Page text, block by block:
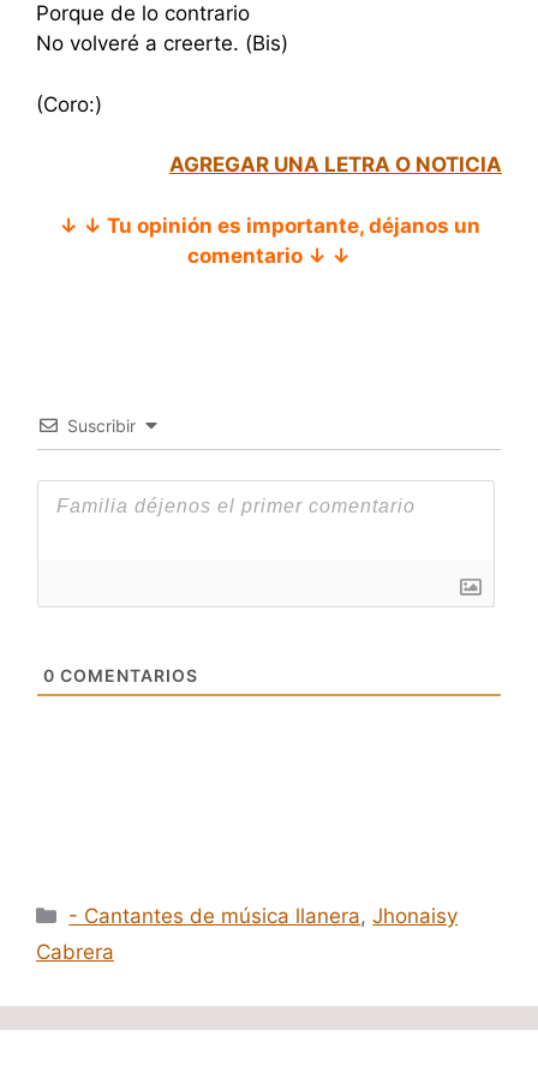
Porque de lo contrario
No volveré a creerte. (Bis)
(Coro:)
AGREGAR UNA LETRA O NOTICIA
↓ ↓ Tu opinión es importante, déjanos un
comentario ↓ ↓
Suscribir
0 COMENTARIOS
Categorías
- Cantantes de música llanera,Jhonaisy
Cabrera